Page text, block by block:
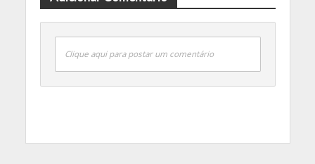
Clique aqui para postar um comentário